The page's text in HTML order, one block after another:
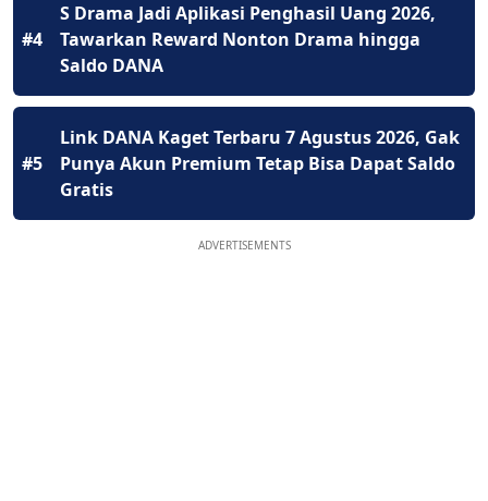
#4
S Drama Jadi Aplikasi Penghasil Uang 2026,
Tawarkan Reward Nonton Drama hingga
Saldo DANA
#5
Link DANA Kaget Terbaru 7 Agustus 2026, Gak
Punya Akun Premium Tetap Bisa Dapat Saldo
Gratis
ADVERTISEMENTS